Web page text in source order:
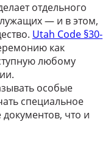
отдельного
— и в этом,
Utah Code §30-
как
любому
особые
специальное
что и